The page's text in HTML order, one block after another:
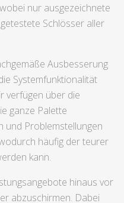
nur ausgezeichnete
Schlösser aller
Ausbesserung
Systemfunktionalität
verfügen über die
ganze Palette
und Problemstellungen
häufig der teurer
kann.
hinaus vor
abzuschirmen. Dabei